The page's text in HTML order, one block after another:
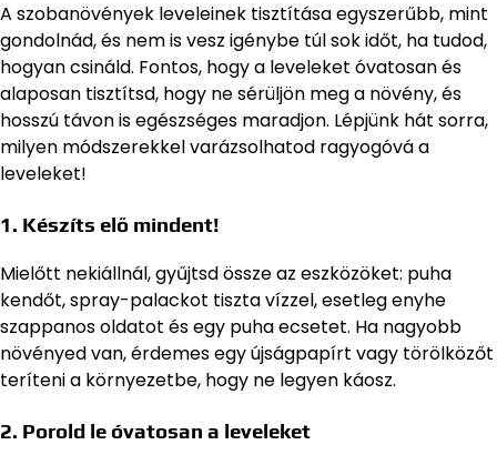
A szobanövények leveleinek tisztítása egyszerűbb, mint
gondolnád, és nem is vesz igénybe túl sok időt, ha tudod,
hogyan csináld. Fontos, hogy a leveleket óvatosan és
alaposan tisztítsd, hogy ne sérüljön meg a növény, és
hosszú távon is egészséges maradjon. Lépjünk hát sorra,
milyen módszerekkel varázsolhatod ragyogóvá a
leveleket!
1. Készíts elő mindent!
Mielőtt nekiállnál, gyűjtsd össze az eszközöket: puha
kendőt, spray-palackot tiszta vízzel, esetleg enyhe
szappanos oldatot és egy puha ecsetet. Ha nagyobb
növényed van, érdemes egy újságpapírt vagy törölközőt
teríteni a környezetbe, hogy ne legyen káosz.
2. Porold le óvatosan a leveleket